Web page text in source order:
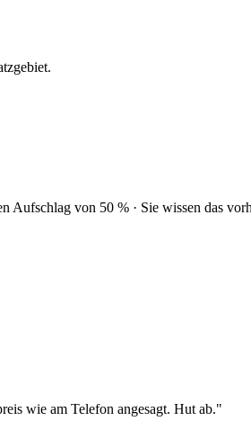
Aufschlag von 50 % · Sie wissen das
wie am Telefon angesagt. Hut ab."